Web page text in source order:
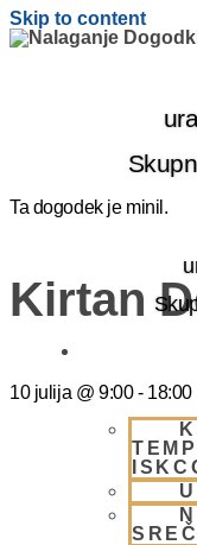
Skip to content
Ta dogodek je minil.
Kirtan
10 julija @ 9:00 - 18:00